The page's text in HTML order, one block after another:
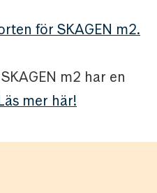
för SKAGEN m2.
m2 har en
mer här!